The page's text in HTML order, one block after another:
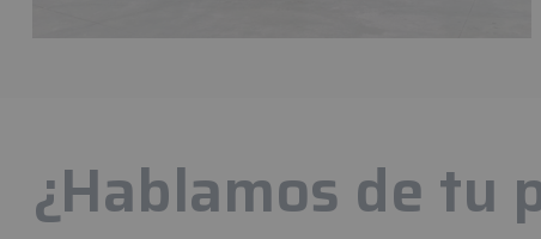
¿Hablamos de tu